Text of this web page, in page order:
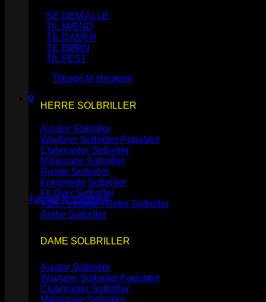
Ingen varer i kurven.
Tilbage til shoppen
0
Kurv
Ingen varer i kurven.
Tilbage til shoppen
SE DEM ALLE
TIL MÆND
TIL DAMER
TIL BØRN
TIL FEST
HERRE SOLBRILLER
Aviator Solbriller
Wayfarer Solbriller
Clubmaster Solbriller
Millionaire Solbriller
Runde Solbriller
Firkantede Solbriller
Fit Over Solbriller
Y2K / Vintage / Retro Solbriller
Andre Solbriller
DAME SOLBRILLER
Aviator Solbriller
Wayfarer Solbriller
Clubmaster Solbriller
Millionaire Solbriller